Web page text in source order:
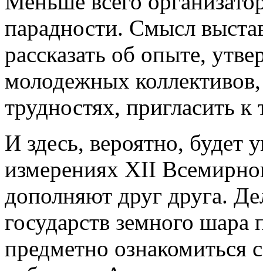
парадности. Смысл
рассказать об опыте,
молодежных
трудностях, пригласить к
И здесь, вероятно, будет
измерениях XII
дополняют друг друга.
государств земного
предметно